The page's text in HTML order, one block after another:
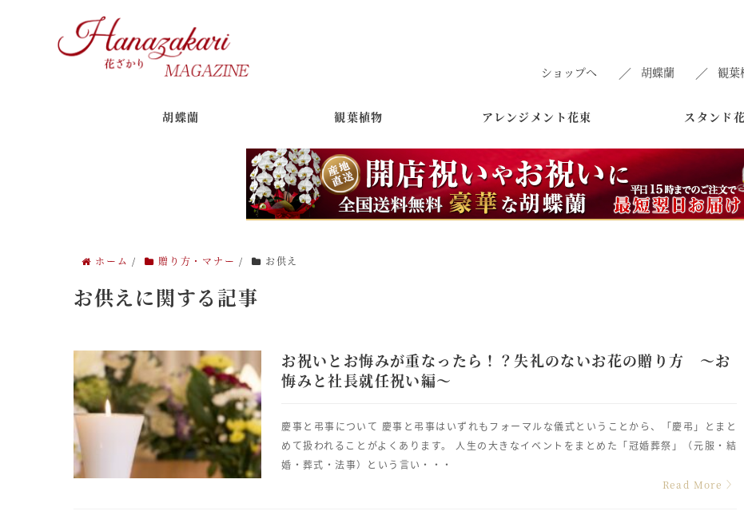
ショップへ 胡蝶蘭 観葉
胡蝶蘭 観葉植物 アレンジメント花束 スタンド花
ホーム / 贈り方・マナー / お供え
お供えに関する記事
お祝いとお悔みが重なったら！？失礼のないお花の贈り方 ～お
悔みと社長就任祝い編～
慶事と弔事について 慶事と弔事はいずれもフォーマルな儀式ということから、「慶弔」とまと
めて扱われることがよくあります。 人生の大きなイベントをまとめた「冠婚葬祭」（元服・結
婚・葬式・法事）という言い・・・
Read More 〉